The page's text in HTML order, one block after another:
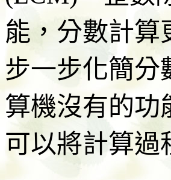
能，分數計算
步一步化簡分
算機沒有的功
可以將計算過